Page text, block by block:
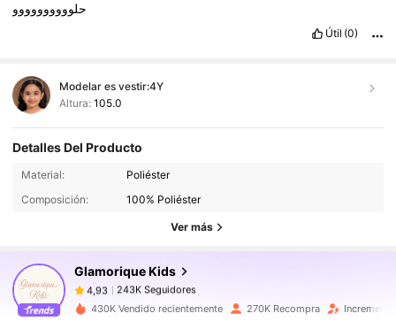
حلوووووووووو
Útil (0)
Modelar es vestir:4Y
Altura: 105.0
Detalles Del Producto
Material:
Poliéster
Composición:
100% Poliéster
Ver más
Glamorique Kids
243K Seguidores
4,93
243K Seguidores
m***apagóHace 1 día
430K Vendido recientemente 270K Recompra